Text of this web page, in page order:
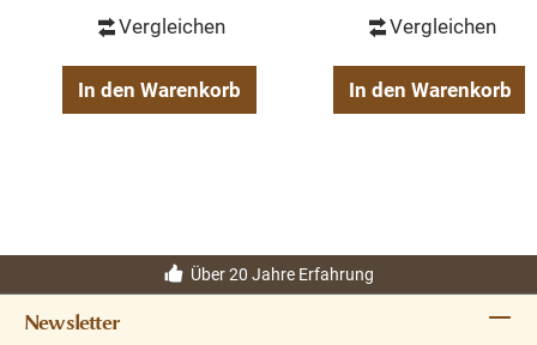
Vergleichen
In den Warenkorb
Vergleichen
In den Warenkorb
Über 20 Jahre Erfahrung
Newsletter